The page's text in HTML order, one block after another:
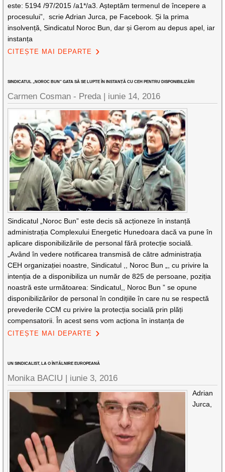
este: 5194 /97/2015 /a1*/a3. Așteptăm termenul de începere a
procesului”, scrie Adrian Jurca, pe Facebook. Și la prima
insolvență, Sindicatul Noroc Bun, dar și Gerom au depus apel, iar
instanța
CITEȘTE MAI DEPARTE
SINDICATUL „NOROC BUN” GATA SĂ SE LUPTE ÎN INSTANȚĂ CU CEH PENTRU DISPONIBILIZĂRI
Carmen Cosman - Preda | iunie 14, 2016
Sindicatul „Noroc Bun” este decis să acționeze în instanță
administrația Complexului Energetic Hunedoara dacă va pune în
aplicare disponibilizările de personal fără protecție socială.
„Având în vedere notificarea transmisă de către administrația
CEH organizației noastre, Sindicatul ,, Noroc Bun „, cu privire la
intenția de a disponibiliza un număr de 825 de persoane, poziția
noastră este următoarea: Sindicatul,, Noroc Bun ” se opune
disponibilizărilor de personal în condițiile în care nu se respectă
prevederile CCM cu privire la protecția socială prin plăți
compensatorii. În acest sens vom acționa în instanța de
CITEȘTE MAI DEPARTE
UN SINDICALIST, LA O ÎNTÂLNIRE EUROPEANĂ
Monika BACIU | iunie 3, 2016
Adrian
Jurca,